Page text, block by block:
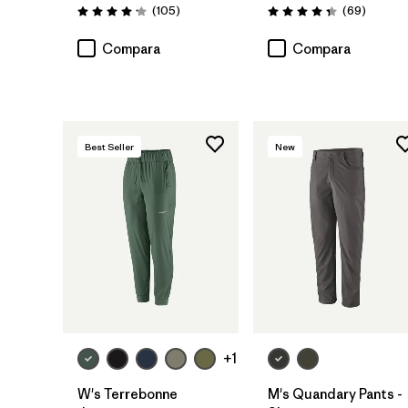
Valoración: 4.2 / 5
(105Comentarios
)
Compara
Valoración: 4.3 / 5
(69)
Compara
Best Seller
+1
W's Terrebonne
New
M's Quandary Pants -